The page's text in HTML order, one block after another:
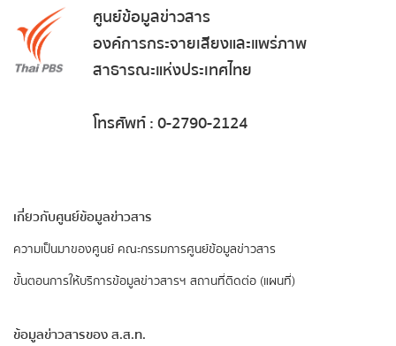
ศูนย์ข้อมูลข่าวสาร
องค์การกระจายเสียงและแพร่ภาพ
สาธารณะแห่งประเทศไทย
โทรศัพท์ : 0-2790-2124
เกี่ยวกับศูนย์ข้อมูลข่าวสาร
ความเป็นมาของศูนย์ คณะกรรมการศูนย์ข้อมูลข่าวสาร
ขั้นตอนการให้บริการข้อมูลข่าวสารฯ สถานที่ติดต่อ (แผนที่)
ข้อมูลข่าวสารของ ส.ส.ท.